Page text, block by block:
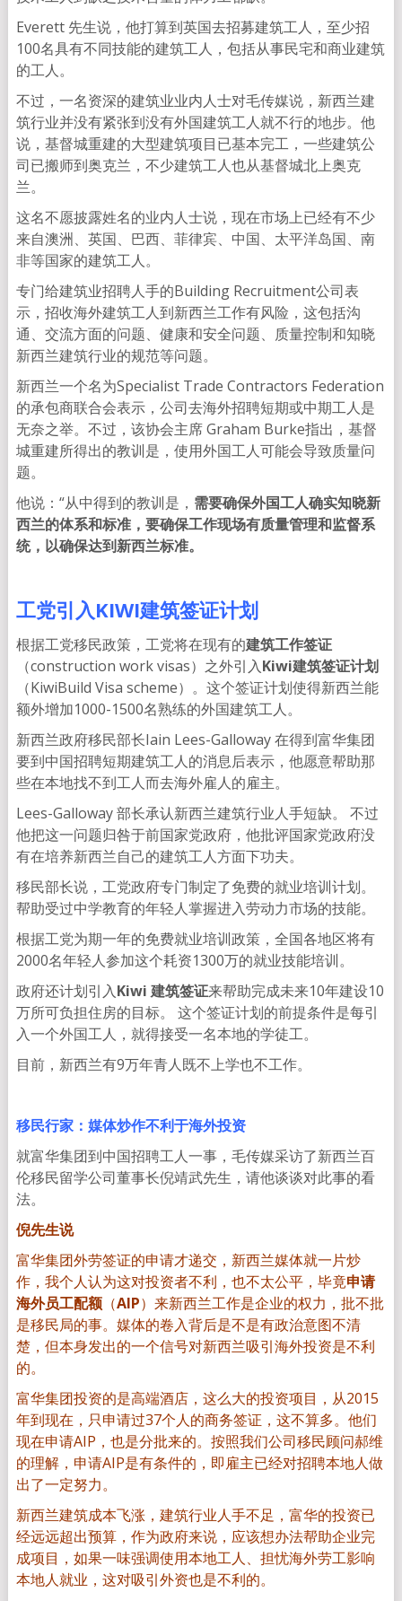
Everett 先生说，他打算到英国去招募建筑工人，至少招
100名具有不同技能的建筑工人，包括从事民宅和商业建筑
的工人。
不过，一名资深的建筑业业内人士对毛传媒说，新西兰建
筑行业并没有紧张到没有外国建筑工人就不行的地步。他
说，基督城重建的大型建筑项目已基本完工，一些建筑公
司已搬师到奥克兰，不少建筑工人也从基督城北上奥克
兰。
这名不愿披露姓名的业内人士说，现在市场上已经有不少
来自澳洲、英国、巴西、菲律宾、中国、太平洋岛国、南
非等国家的建筑工人。
专门给建筑业招聘人手的Building Recruitment公司表
示，招收海外建筑工人到新西兰工作有风险，这包括沟
通、交流方面的问题、健康和安全问题、质量控制和知晓
新西兰建筑行业的规范等问题。
新西兰一个名为Specialist Trade Contractors Federation
的承包商联合会表示，公司去海外招聘短期或中期工人是
无奈之举。不过，该协会主席 Graham Burke指出，基督
城重建所得出的教训是，使用外国工人可能会导致质量问
题。
他说：“从中得到的教训是， 需要确保外国工人确实知晓新
西兰的体系和标准，要确保工作现场有质量管理和监督系
统，以确保达到新西兰标准。
工党引入KIWI建筑签证计划
根据工党移民政策，工党将在现有的建筑工作签证
（construction work visas）之外引入Kiwi建筑签证计划
（KiwiBuild Visa scheme）。这个签证计划使得新西兰能
额外增加1000-1500名熟练的外国建筑工人。
新西兰政府移民部长Iain Lees-Galloway 在得到富华集团
要到中国招聘短期建筑工人的消息后表示，他愿意帮助那
些在本地找不到工人而去海外雇人的雇主。
Lees-Galloway 部长承认新西兰建筑行业人手短缺。 不过
他把这一问题归咎于前国家党政府，他批评国家党政府没
有在培养新西兰自己的建筑工人方面下功夫。
移民部长说，工党政府专门制定了免费的就业培训计划。
帮助受过中学教育的年轻人掌握进入劳动力市场的技能。
根据工党为期一年的免费就业培训政策，全国各地区将有
2000名年轻人参加这个耗资1300万的就业技能培训。
政府还计划引入Kiwi 建筑签证来帮助完成未来10年建设10
万所可负担住房的目标。 这个签证计划的前提条件是每引
入一个外国工人，就得接受一名本地的学徒工。
目前，新西兰有9万年青人既不上学也不工作。
移民行家：媒体炒作不利于海外投资
就富华集团到中国招聘工人一事，毛传媒采访了新西兰百
伦移民留学公司董事长倪靖武先生，请他谈谈对此事的看
法。
倪先生说
富华集团外劳签证的申请才递交，新西兰媒体就一片炒
作，我个人认为这对投资者不利，也不太公平，毕竟申请
海外员工配额（AIP）来新西兰工作是企业的权力，批不批
是移民局的事。媒体的卷入背后是不是有政治意图不清
楚，但本身发出的一个信号对新西兰吸引海外投资是不利
的。
富华集团投资的是高端酒店，这么大的投资项目，从2015
年到现在，只申请过37个人的商务签证，这不算多。他们
现在申请AIP，也是分批来的。按照我们公司移民顾问郝维
的理解，申请AIP是有条件的，即雇主已经对招聘本地人做
出了一定努力。
新西兰建筑成本飞涨，建筑行业人手不足，富华的投资已
经远远超出预算，作为政府来说，应该想办法帮助企业完
成项目，如果一味强调使用本地工人、担忧海外劳工影响
本地人就业，这对吸引外资也是不利的。